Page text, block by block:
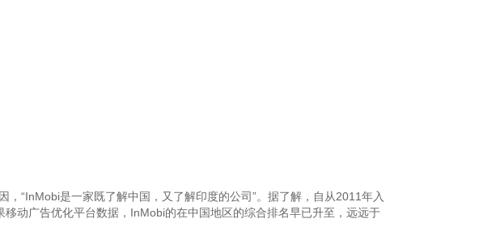
“InMobi是一家既了解中国，又了解印度的公司”。据了解，自从2011年入
动广告优化平台数据，InMobi的在中国地区的综合排名早已升至，远远于